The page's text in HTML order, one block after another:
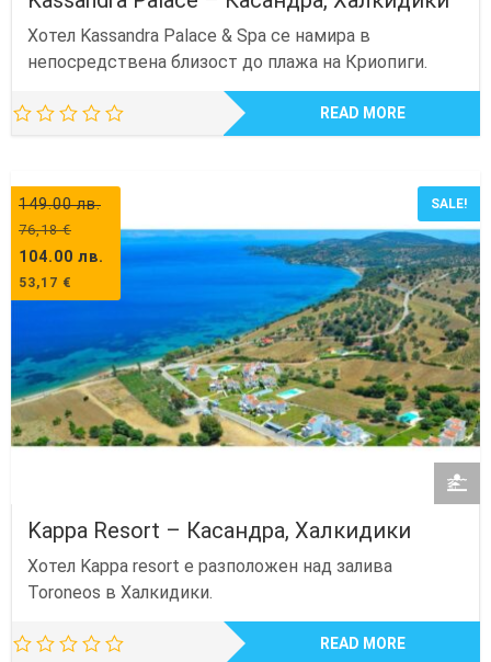
Хотел Kassandra Palace & Spa се намира в
непосредствена близост до плажа на Криопиги.
READ MORE
149.00лв.
76,18€
104.00 лв.
53,17 €
SALE!
Kappa Resort – Касандра, Халкидики
Хотел Kappa resort е разположен над залива
Toroneos в Халкидики.
READ MORE